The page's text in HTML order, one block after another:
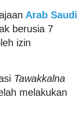
Arab Saudi
berusia 7
izin
Tawakkalna
melakukan